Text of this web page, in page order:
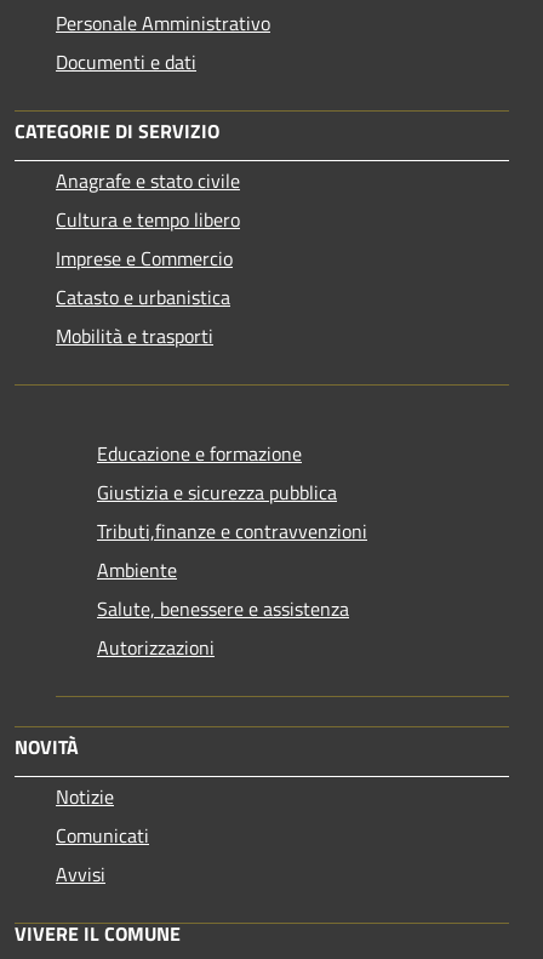
Personale Amministrativo
Documenti e dati
CATEGORIE DI SERVIZIO
Anagrafe e stato civile
Cultura e tempo libero
Imprese e Commercio
Catasto e urbanistica
Mobilità e trasporti
Educazione e formazione
Giustizia e sicurezza pubblica
Tributi,finanze e contravvenzioni
Ambiente
Salute, benessere e assistenza
Autorizzazioni
NOVITÀ
Notizie
Comunicati
Avvisi
VIVERE IL COMUNE